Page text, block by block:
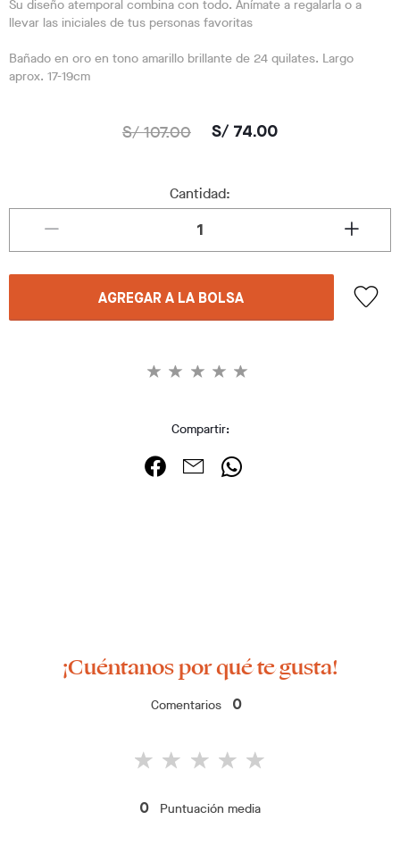
Su diseño atemporal combina con todo. Anímate a regalarla o a
llevar las iniciales de tus personas favoritas
Bañado en oro en tono amarillo brillante de 24 quilates. Largo
aprox. 17-19cm
S/ 107.00 S/ 74.00
Cantidad:
AGREGAR A LA BOLSA
Compartir:
¡Cuéntanos por qué te gusta!
Comentarios 0
0 Puntuación media